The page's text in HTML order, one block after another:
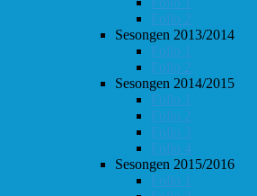
Follo 2
Sesongen 2013/2014
Follo 1
Follo 2
Sesongen 2014/2015
Follo 1
Follo 2
Follo 3
Follo 4
Sesongen 2015/2016
Follo 1